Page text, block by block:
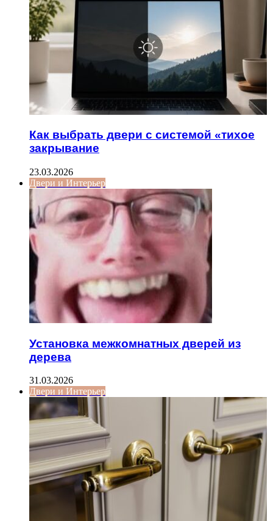
Как выбрать двери с системой «тихое
закрывание
23.03.2026
Двери и Интерьер
Установка межкомнатных дверей из
дерева
31.03.2026
Двери и Интерьер